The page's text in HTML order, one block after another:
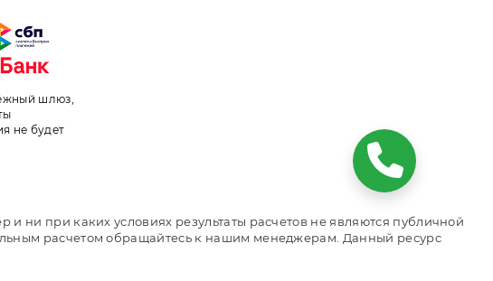
шлюз,
не будет
ни при каких условиях результаты расчетов не являются публичной
расчетом обращайтесь к нашим менеджерам. Данный ресурс